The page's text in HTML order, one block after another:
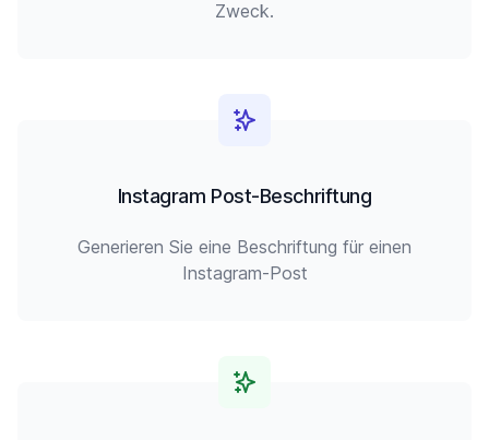
Zweck.
Instagram Post-Beschriftung
Generieren Sie eine Beschriftung für einen
Instagram-Post